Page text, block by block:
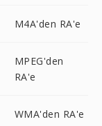
M4A'den RA'e
MPEG'den
RA'e
WMA'den RA'e